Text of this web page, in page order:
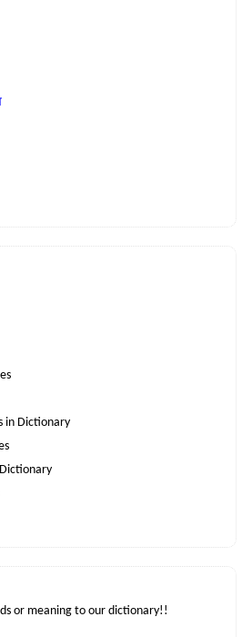
in Dictionary
or meaning to our dictionary!!